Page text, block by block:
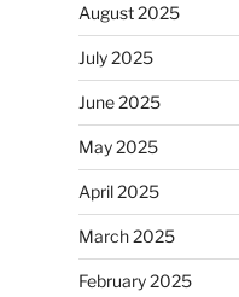
August 2025
July 2025
June 2025
May 2025
April 2025
March 2025
February 2025